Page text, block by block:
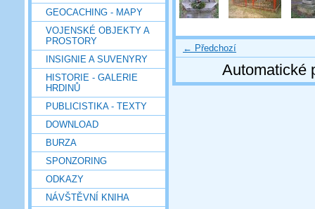
GEOCACHING - MAPY
VOJENSKÉ OBJEKTY A
PROSTORY
INSIGNIE A SUVENYRY
HISTORIE - GALERIE
HRDINŮ
PUBLICISTIKA - TEXTY
DOWNLOAD
BURZA
SPONZORING
ODKAZY
NÁVŠTĚVNÍ KNIHA
← Předchozí
Automatické